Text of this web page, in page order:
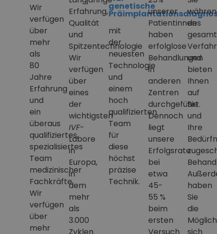
Wir
verfügen
über
mehr
als
80
Jahre
Erfahrung
und
ein
überaus
qualifiziertes,
spezialisiertes
Team
medizinischer
Fachkräfte.
Wir
verfügen
über
mehr
Erfahrung,
Qualität
und
Spitzentechnologie
Wir
verfügen
über
eines
der
wichtigsten
IVF-
Labore
in
Europa,
in
dem
mehr
als
3.000
Zyklen
genetische
mit
der
neuesten
Technologie
und
einem
hoch
qualifizierten
Team
für
diese
höchst
präzise
Technik.
unserer
Patientinnen
haben
erfolglose
Behandlungen
in
anderen
Zentren
durchgeführt.
Dennoch
liegt
unsere
Erfolgsrate
bei
etwa
45-
55 %
beim
ersten
Versuch
des
und
bieten
Ihnen
auf
Sie
und
Ihre
haben
Sie
die
sich